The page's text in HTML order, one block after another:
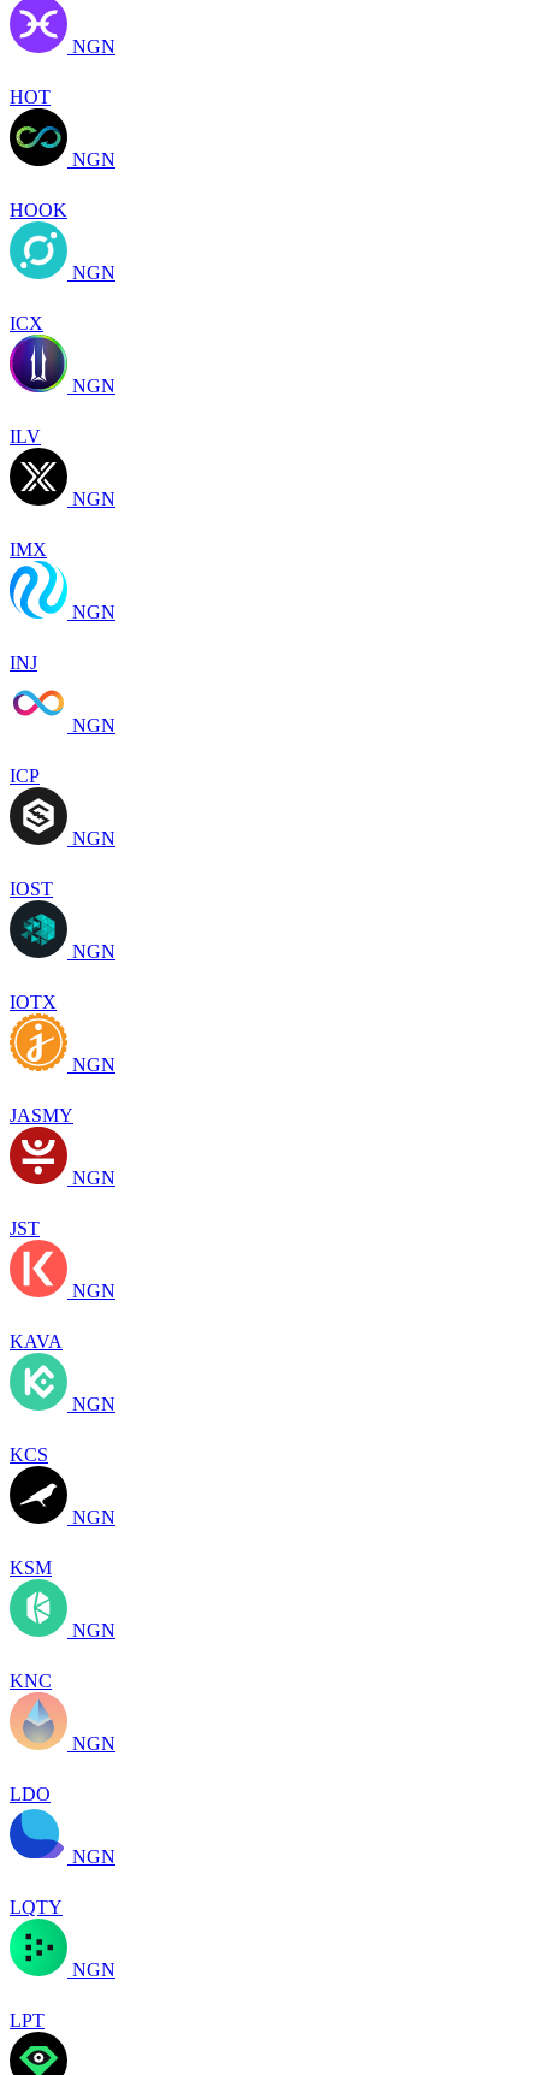
NGN
HOT
NGN
HOOK
NGN
ICX
NGN
ILV
NGN
IMX
NGN
INJ
NGN
ICP
NGN
IOST
NGN
IOTX
NGN
JASMY
NGN
JST
NGN
KAVA
NGN
KCS
NGN
KSM
NGN
KNC
NGN
LDO
NGN
LQTY
NGN
LPT